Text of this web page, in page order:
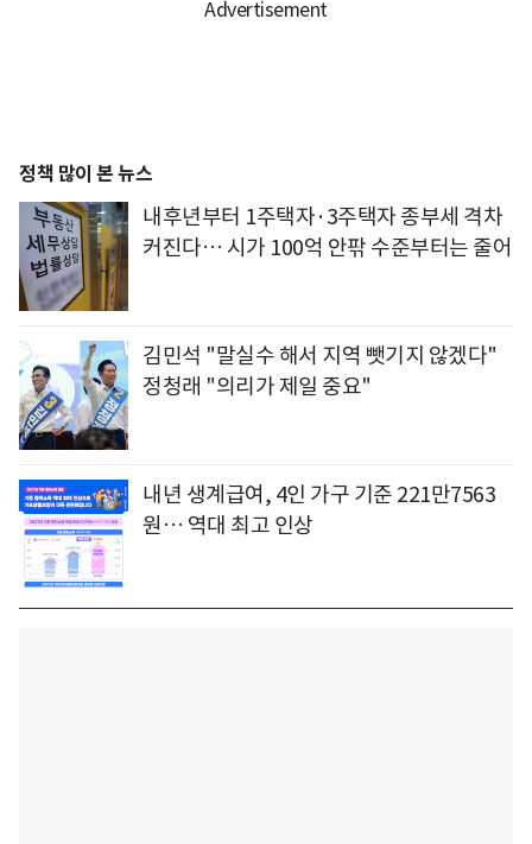
정책 많이 본 뉴스
내후년부터 1주택자·3주택자 종부세 격차
커진다… 시가 100억 안팎 수준부터는 줄어
김민석 "말실수 해서 지역 뺏기지 않겠다"
정청래 "의리가 제일 중요"
내년 생계급여, 4인 가구 기준 221만7563
원… 역대 최고 인상